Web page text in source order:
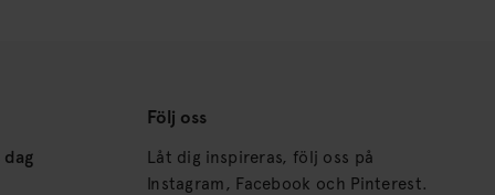
Följ oss
Låt dig inspireras, följ oss på
Instagram, Facebook och Pinterest.